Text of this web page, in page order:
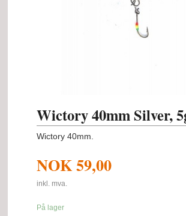
Wictory 40mm Silver,
Wictory 40mm.
NOK59,00
inkl. mva.
På lager